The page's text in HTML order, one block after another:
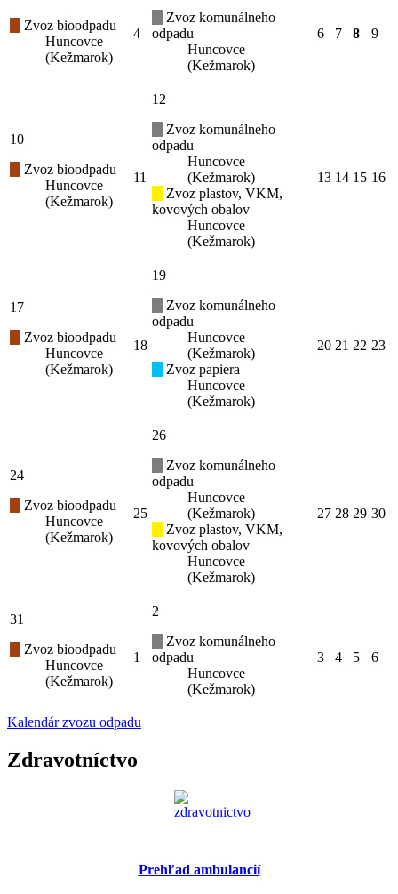
Zvoz bioodpadu
Huncovce
(Kežmarok)
4
Zvoz komunálneho
odpadu
Huncovce
(Kežmarok)
6 7 8 9
10
Zvoz bioodpadu
Huncovce
(Kežmarok)
11
12
Zvoz komunálneho
odpadu
Huncovce
(Kežmarok)
Zvoz plastov, VKM,
kovových obalov
Huncovce
(Kežmarok)
13 14 15 16
17
Zvoz bioodpadu
Huncovce
(Kežmarok)
18
19
Zvoz komunálneho
odpadu
Huncovce
(Kežmarok)
Zvoz papiera
Huncovce
(Kežmarok)
20 21 22 23
24
Zvoz bioodpadu
Huncovce
(Kežmarok)
25
26
Zvoz komunálneho
odpadu
Huncovce
(Kežmarok)
Zvoz plastov, VKM,
kovových obalov
Huncovce
(Kežmarok)
27 28 29 30
31
Zvoz bioodpadu
Huncovce
(Kežmarok)
1
2
Zvoz komunálneho
odpadu
Huncovce
(Kežmarok)
3 4 5 6
Kalendár zvozu odpadu
Zdravotníctvo
Prehľad ambulancií